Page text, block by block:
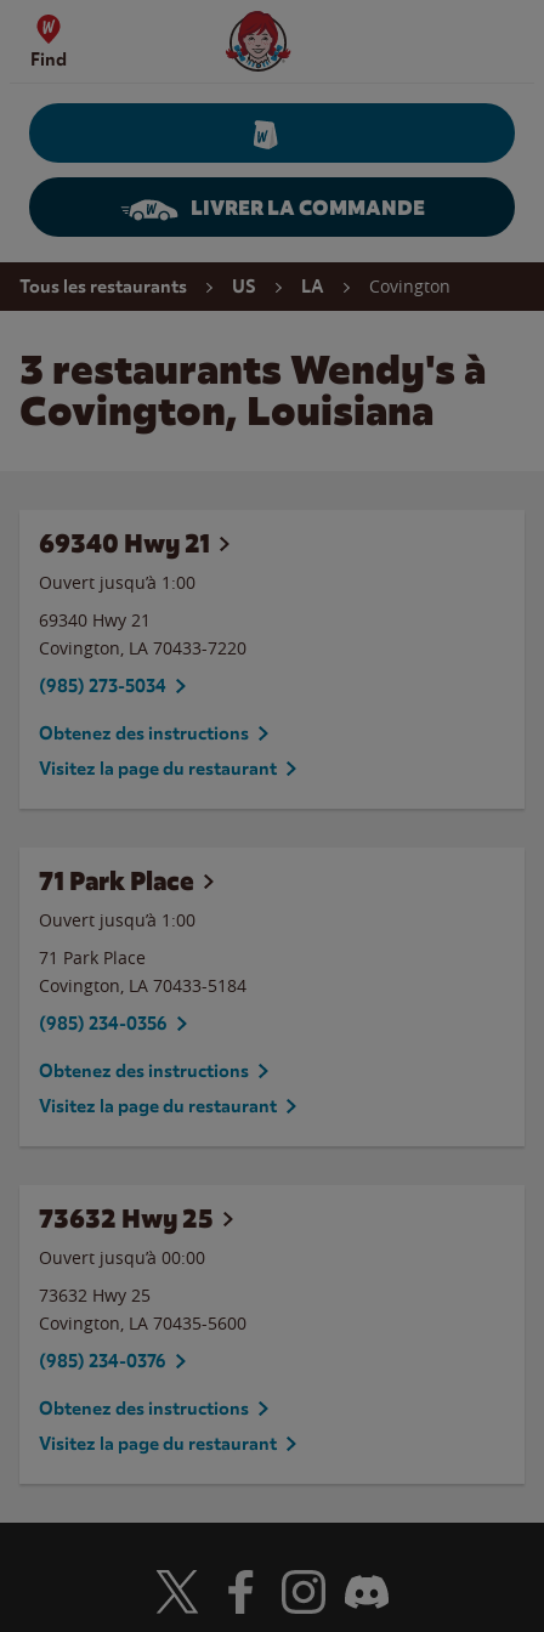
Skip to content
Find
Wendy's Website Home
LIVRER LA COMMANDE
Return to Nav
Tous les restaurants US LA Covington
3 restaurants Wendy's à
Covington, Louisiana
69340 Hwy 21
Ouvert jusqu’à 1:00
69340 Hwy 21
Covington, LA 70433-7220
(985) 273-5034
Obtenez des instructions
Visitez la page du restaurant
71 Park Place
Ouvert jusqu’à 1:00
71 Park Place
Covington, LA 70433-5184
(985) 234-0356
Obtenez des instructions
Visitez la page du restaurant
73632 Hwy 25
Ouvert jusqu’à 00:00
73632 Hwy 25
Covington, LA 70435-5600
(985) 234-0376
Obtenez des instructions
Visitez la page du restaurant
Visit Wendy's Twitter
Visit Wendy's Facebook
Visit Wendy's Instagram
Visit Wendy's Discord